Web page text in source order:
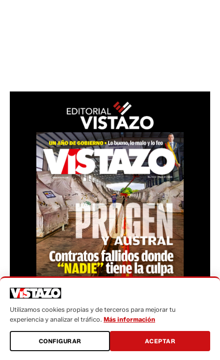
Teléfono: (+593) 985860991 - (042) 2327200 |
Dirección: Aguirre 734 y Boyacá | Email:
webmaster@vistazo.com
Utilizamos cookies propias y de terceros para mejorar tu
experiencia y analizar el tráfico. Más información
CONFIGURAR ACEPTAR